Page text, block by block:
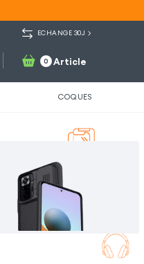
ECHANGE 30J
0 Article
COQUES